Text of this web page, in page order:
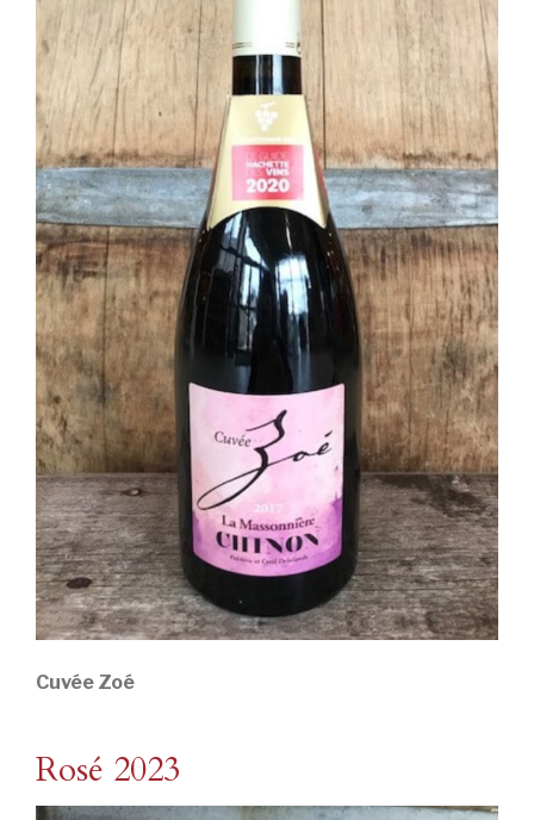
Cuvée Zoé
Rosé 2023